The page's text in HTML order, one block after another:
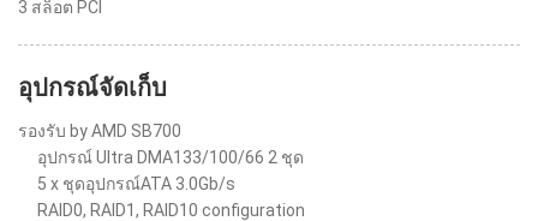
3 สล็อต PCI
อุปกรณ์จัดเก็บ
รองรับ by AMD SB700
อุปกรณ์ Ultra DMA133/100/66 2 ชุด
5 x ชุดอุปกรณ์ATA 3.0Gb/s
RAID0, RAID1, RAID10 configuration